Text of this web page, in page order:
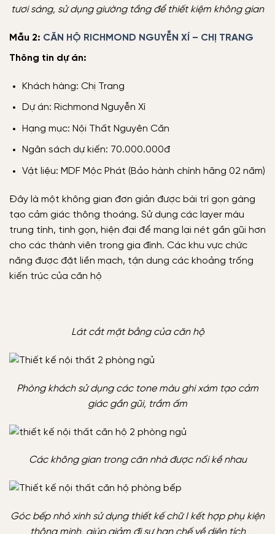
tươi sáng, sử dụng giường tầng để thiết kiệm không gian
Mẫu 2: CĂN HỘ RICHMOND NGUYỄN XÍ – CHỊ TRANG
Thông tin dự án:
Khách hàng: Chị Trang
Dự án: Richmond Nguyễn Xí
Hạng mục: Nội Thất Nguyên Căn
Ngân sách dự kiến: 70.000.000đ
Vật liệu: MDF Mộc Phát (Bảo hành chính hãng 02 năm)
Đây là một không gian đơn giản được bài trí gọn gàng
tạo cảm giác thông thoáng. Sử dụng các layer màu
trung tính, tinh gọn, hiện đại để mang lại nét gần gũi hơn
cho các thành viên trong gia đình. Các khu vực chức
năng được đặt liền mạch, tận dung các khoảng trống
kiến trúc của căn hộ
Lát cắt mặt bằng của căn hộ
Phòng khách sử dụng các tone màu ghi xám tạo cảm
giác gần gũi, trầm ấm
Các không gian trong căn nhà được nối kề nhau
Góc bếp nhỏ xinh sử dụng thiết kế chữ I kết hợp phụ kiện
thông minh, giúp giảm đi sự hạn chế về diện tích